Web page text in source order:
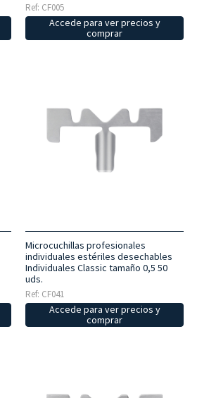
Ref: CF005
Accede para ver precios y
comprar
Microcuchillas profesionales
individuales estériles desechables
Individuales Classic tamaño 0,5 50
uds.
Ref: CF041
Accede para ver precios y
comprar